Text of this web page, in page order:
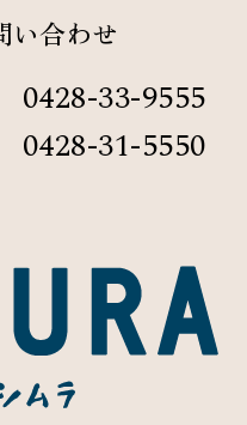
い合わせ
0428-33-9555
0428-31-5550